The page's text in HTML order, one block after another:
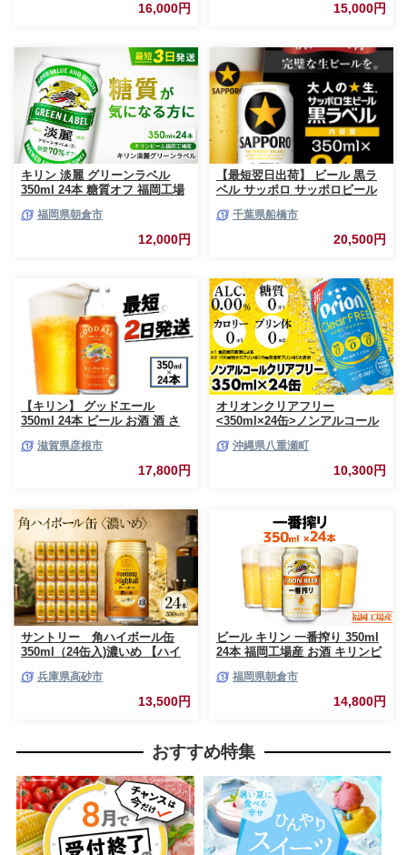
16,000円 15,000円
キリン 淡麗 グリーンラベル
350ml 24本 糖質オフ 福岡工場
泡酒 送料無料 ギフト 内祝い ケ
福岡県朝倉市
12,000円
【最短翌日出荷】 ビール 黒ラ
ベル サッポロ サッポロビール
箱 おすすめ 人気 ギフト 贈答
千葉県船橋市
20,500円
【キリン】 グッドエール
350ml 24本 ビール お酒 酒 さ
芽 ホップ 麦酒 Beer 缶ビール
350ml 24缶 キリンビール アル
滋賀県彦根市
17,800円
オリオンクリアフリー
<350ml×24缶>ノンアルコール
ン クリア フリー プリン体ゼロ
糖質ゼロ カロリーゼロ 爽快な
うまさ 炭酸 350ml 24缶 スッキ
沖縄県八重瀬町
10,300円
サントリー 角ハイボール缶
350ml（24缶入)濃いめ 【ハイ
庫県 高砂市 ふるさと納税】
兵庫県高砂市
13,500円
ビール キリン 一番搾り 350ml
24本 福岡工場産 お酒 キリンビ
内祝い ケース 一番搾り麦汁 麦
100％ すみきった味わい
福岡県朝倉市
14,800円
おすすめ特集